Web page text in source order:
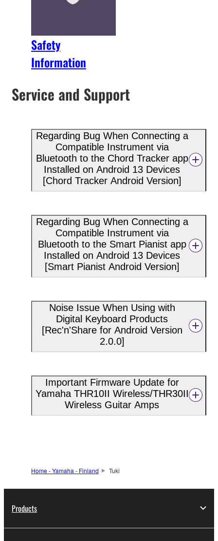
Safety
Information
Service and Support
Regarding Bug When Connecting a
Compatible Instrument via
Bluetooth to the Chord Tracker app
Installed on Android 13 Devices
[Chord Tracker Android Version]
Regarding Bug When Connecting a
Compatible Instrument via
Bluetooth to the Smart Pianist app
Installed on Android 13 Devices
[Smart Pianist Android Version]
Noise Issue When Using with
Digital Keyboard Products
[Rec'n'Share for Android Version
2.0.0]
Important Firmware Update for
Yamaha THR10II Wireless/THR30II
Wireless Guitar Amps
Home - Yamaha - Finland Tuki
Products